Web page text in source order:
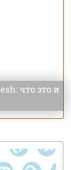
что это и